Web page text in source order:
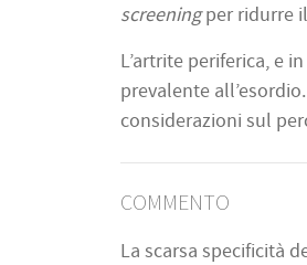
screeningper ridurre
L’artrite periferica, e
prevalente
considerazioni sul
COMMENTO
La scarsa specificità